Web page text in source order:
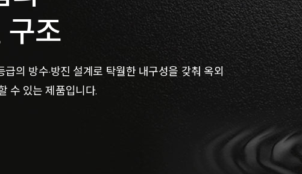
구조
의 방수·방진 설계로 탁월한 내구성을 갖춰 옥외
수 있는 제품입니다.